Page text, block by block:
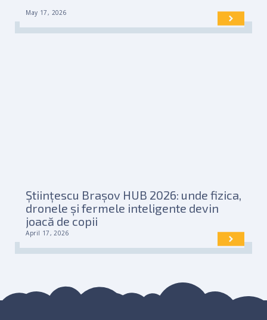
May 17, 2026
Științescu Brașov HUB 2026: unde fizica,
dronele și fermele inteligente devin
joacă de copii
April 17, 2026